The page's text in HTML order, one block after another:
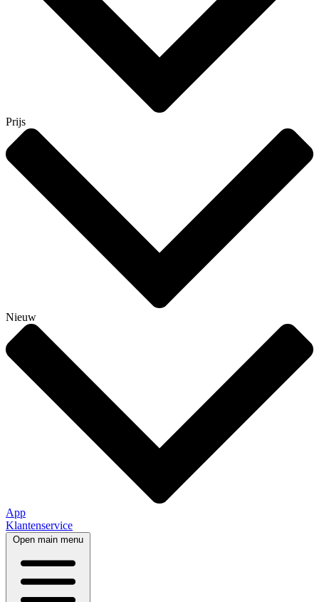
Prijs
Nieuw
App
Klantenservice
Open main menu